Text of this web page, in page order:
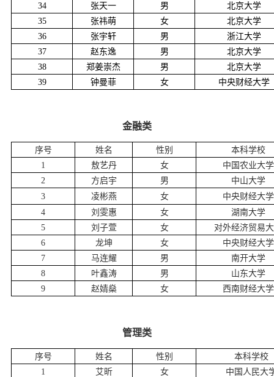
34
张天一 男
北京大学
35
张祎萌 女
北京大学
36
张宇轩 男
浙江大学
37
赵东逸 男
北京大学
38
郑姜崇杰 男
北京大学
39
钟曼菲 女 中央财经大学
金融类
序号 姓名 性别
本科学校
1
敖艺丹 女
中国农业大学
2
方启宇 男
中山大学
3
凌彬燕 女
中央财经大学
4
刘雯惠 女
湖南大学
5
刘子萱 女
对外经济贸易
6
龙坤 女
中央财经大学
7
马连耀 男
南开大学
8
叶鑫涛 男
山东大学
9
赵婧燊 女 西南财经大学
管理类
序号 姓名 性别
本科学校
1
艾昕 女
中国人民大